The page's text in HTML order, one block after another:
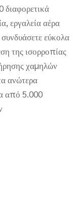
εργαλεία αέρα
εύκολα
της ισορροπίας
χαμηλών
ανώτερα
από 5.000